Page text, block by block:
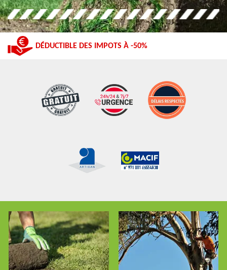
DÉDUCTIBLE DES IMPOTS À -50%